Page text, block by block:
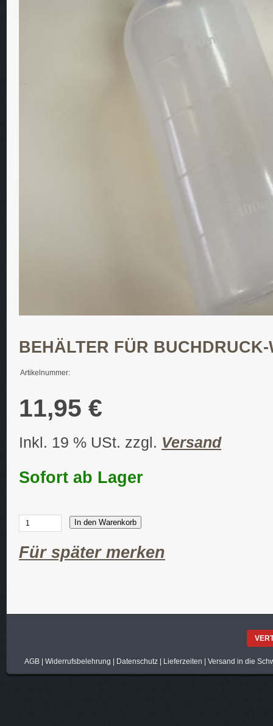
BEHÄLTER FÜR
Artikelnummer:
11,95 €
Inkl. 19 % USt. zzgl. Versand
Sofort ab Lager
In den Warenkorb
Für später merken
AGB| Widerrufsbelehrung Datenschutz| Lieferzeiten Versand in die